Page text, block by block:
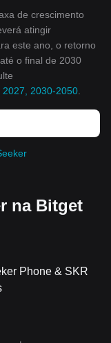
de crescimento
atingir
este ano, o retorno
o final de 2030
2027, 2030-2050
na Bitget
Phone & SKR